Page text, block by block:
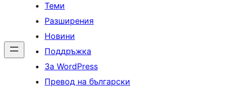
Теми
Разширения
Новини
Поддръжка
За WordPress
Превод на български